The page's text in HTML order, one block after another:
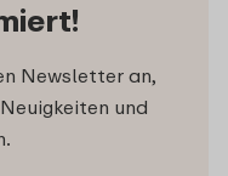
Newsletter an,
und